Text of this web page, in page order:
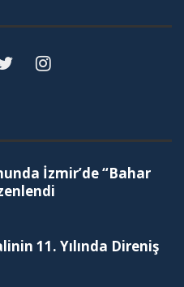
İzmir’de “Bahar
11. Yılında Direniş